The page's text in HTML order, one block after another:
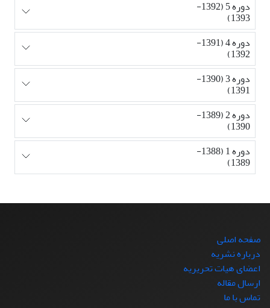
دوره 5 (1392-
1393)
دوره 4 (1391-
1392)
دوره 3 (1390-
1391)
دوره 2 (1389-
1390)
دوره 1 (1388-
1389)
صفحه اصلی
درباره نشریه
اعضای هیات تحریریه
ارسال مقاله
تماس با ما